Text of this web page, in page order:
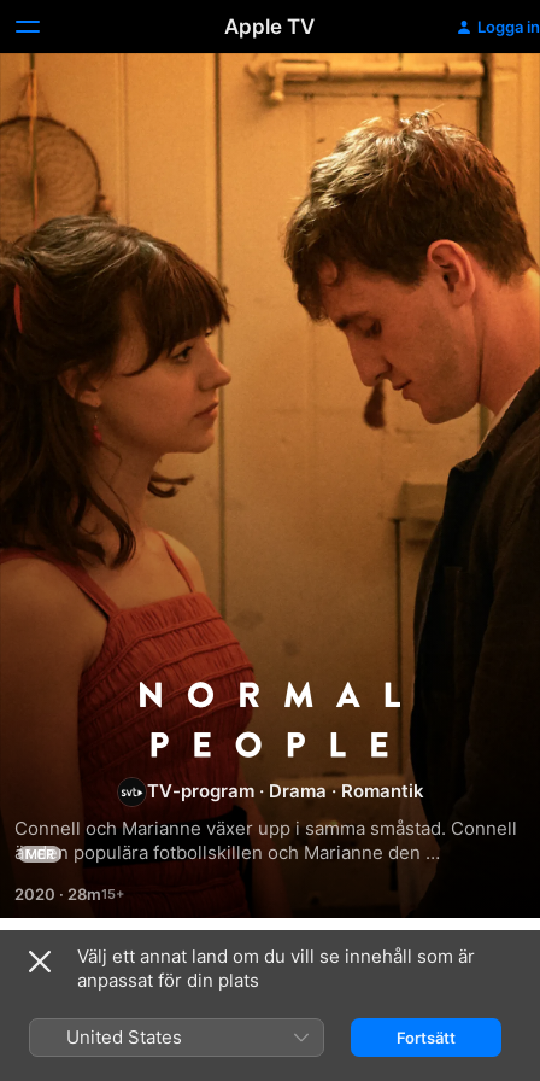
Apple TV Logga in
Normala
människor
TV-program · Drama ·Romantik
Connell och Marianne växer upp i samma småstad. Connell
är den populära fotbollskillen och Marianne den
privilegierade men märkliga enstöringen. De träffas, ligger,
gör slut. Och så fortsätter det hela vägen till universitetet i
Dublin, där rollerna plötsligt kastas om. Irländsk dramaserie
baserad på Sally Rooneys roman med samma namn.
MER
2020 · 28m
Säsong 1
Välj ett annat land om du vill se innehåll som är
anpassat för din plats
United States Fortsätt